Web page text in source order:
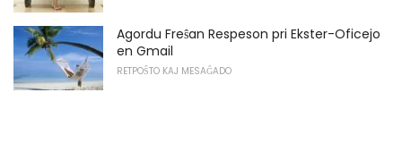
Agordu Freŝan Respeson pri Ekster-Oficejo
en Gmail
RETPOŜTO KAJ MESAĜADO